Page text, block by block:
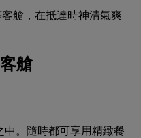
艙，在抵達時神清氣爽
艙
中。隨時都可享用精緻餐